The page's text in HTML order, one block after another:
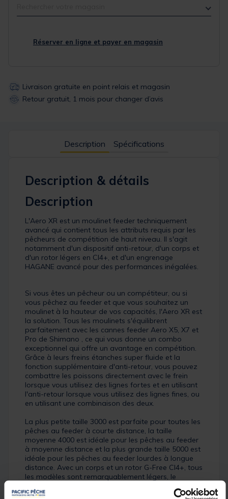
Réserver en ligne et payer en magasin
Livraison gratuite en point relais et magasin
Retour gratuit, 1 mois pour changer d’avis
Description Spécifications
Description & détails
Description
L'Aero XR est un moulinet feeder techniquement
avancé qui contient tous les attributs requis par les
pêcheurs de compétition de haut niveau. Il s'agit
notamment d'un dispositif anti-retour, d'un corps et
d'un rotor légers en CI4+, et d'un engrenage
HAGANE avancé pour des performances inégalées.
Si vous êtes un pêcheur ou un compétiteur, ou si
vous pêchez au feeder et que vous souhaitez un
moulinet à la hauteur de vos capacités, l'Aero XR est
la solution. Tous les moulinets s'équilibrent
parfaitement avec les cannes feeder Aero X5, X7 et
Pro de Shimano , ce qui vous donne un combo
exceptionnel qui offre un avantage en compétition.
Grâce à leurs freins étanches super fluide et la
fonction supplémentaire d'anti-retour, vous pouvez
combattre les poissons directement avec le frein
lorsque vous utilisez des lignes fortes et en utilisant
l'anti-retour lorsque vous utilisez des lignes fines, ou
en utilisant une combinaison des deux.
La plus petite taille 3000 est parfaite pour toutes les
pêches au feeder à courte distance, la taille
moyenne 4000 est idéale pour les pêches au feeder
à moyenne distance et la plus grande taille 5000 est
idéale pour les pêches au feeder lourdes à longue
distance. Avec un corps et un rotor G-Free CI4+, tous
les modèles sont remarquablement légers, le
une réduction notable par rapport aux modèles